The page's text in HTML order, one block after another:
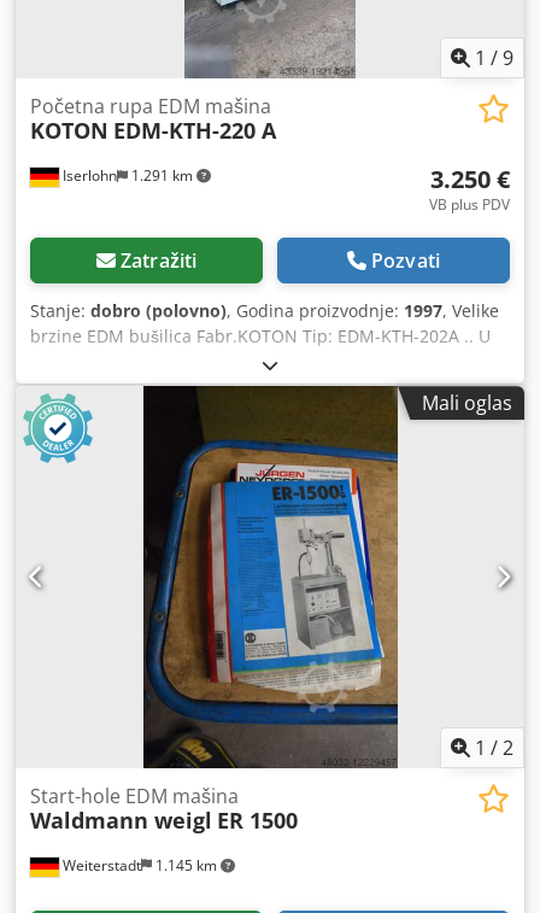
1 /9
Iserlohn 1.291 km
Početna rupa EDM mašina
KOTON EDM-KTH-220 A
3.250 €
VB plus PDV
Zatražiti Pozvati
Stanje: dobro (polovno), Godina proizvodnje: 1997, Velike
brzine EDM bušilica Fabr.KOTON Tip: EDM-KTH-202A .. U
dobrom stanju sa rashladnim filterom jedinica mašine
doks na raspolaganju. Podaci pogledajte list sa podacima.
Chodpfx Amjwmn Szegoa
Mali oglas
1 /2
Weiterstadt 1.145 km
Start-hole EDM mašina
Waldmann weigl ER 1500